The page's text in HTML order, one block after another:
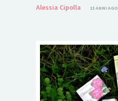
Alessia Cipolla
13 ANNI AGO